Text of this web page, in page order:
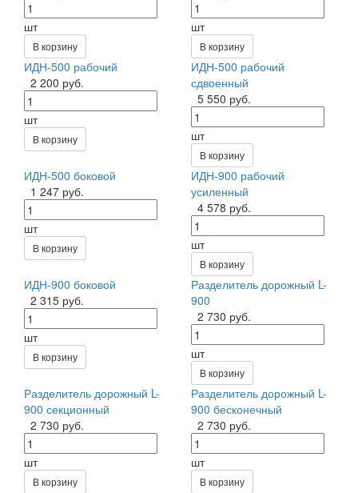
шт
В корзину
шт
В корзину
ИДН-500 рабочий
2 200 руб.
шт
В корзину
ИДН-500 рабочий
сдвоенный
5 550 руб.
шт
В корзину
ИДН-500 боковой
1 247 руб.
шт
В корзину
ИДН-900 рабочий
усиленный
4 578 руб.
шт
В корзину
ИДН-900 боковой
2 315 руб.
шт
В корзину
Разделитель дорожный L-
900
2 730 руб.
шт
В корзину
Разделитель дорожный L-
900 секционный
2 730 руб.
шт
В корзину
Разделитель дорожный L-
900 бесконечный
2 730 руб.
шт
В корзину